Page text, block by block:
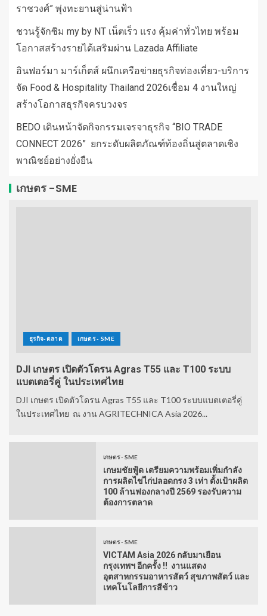
ราชวงศ์” พุ่งทะยานสู่น่านฟ้า
ชวนรู้จักซิม my by NT เน็ตเร็ว แรง คุ้มค่าทั่วไทย พร้อม
โอกาสสร้างรายได้เสริมผ่าน Lazada Affiliate
อินฟอร์มา มาร์เก็ตส์ ผนึกเครือข่ายธุรกิจท่องเที่ยว-บริการ
จัด Food & Hospitality Thailand 2026เชื่อม 4 งานใหญ่
สร้างโอกาสธุรกิจครบวงจร
BEDO เดินหน้าจัดกิจกรรมเจรจาธุรกิจ “BIO TRADE
CONNECT 2026” ยกระดับผลิตภัณฑ์ท้องถิ่นสู่ตลาดเชิง
พาณิชย์อย่างยั่งยืน
เกษตร -SME
ธุรกิจ-ตลาด เกษตร - SME
DJI เกษตร เปิดตัวโดรน Agras T55 และ T100 ระบบ
แบตเตอรี่คู่ ในประเทศไทย
DJI เกษตร เปิดตัวโดรน Agras T55 และ T100 ระบบแบตเตอรี่คู่
ในประเทศไทย ณ งาน AGRITECHNICA Asia 2026...
เกษตร - SME
เกษมชัยฟู้ด เตรียมความพร้อมเพิ่มกำลัง
การผลิตไข่ไก่ปลอดกรง 3 เท่า ตั้งเป้าผลิต
100 ล้านฟองกลางปี 2569 รองรับความ
ต้องการตลาด
เกษตร - SME
VICTAM Asia 2026 กลับมาเยือน
กรุงเทพฯ อีกครั้ง !! งานแสดง
อุตสาหกรรมอาหารสัตว์ สุขภาพสัตว์ และ
เทคโนโลยีการสีข้าว